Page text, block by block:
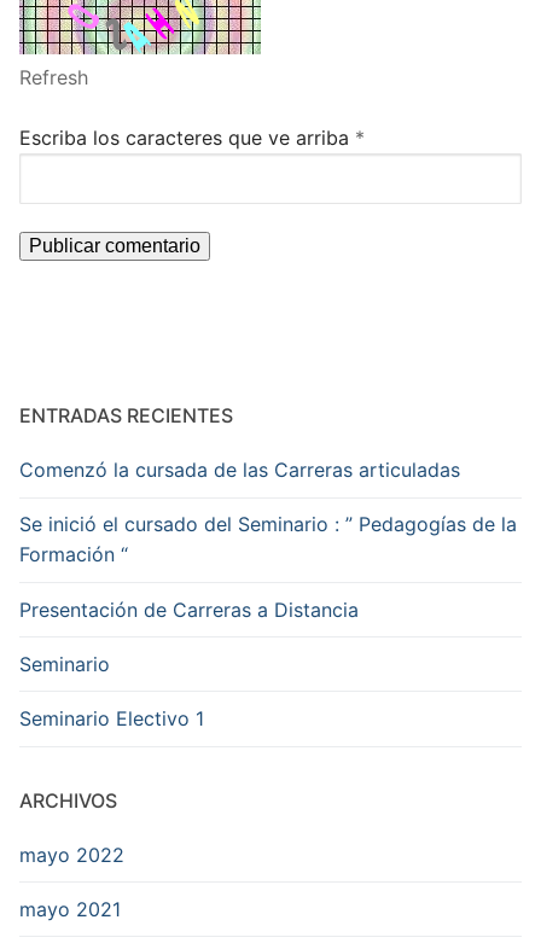
Refresh
Escriba los caracteres que ve arriba *
ENTRADAS RECIENTES
Comenzó la cursada de las Carreras articuladas
Se inició el cursado del Seminario : ” Pedagogías de la
Formación “
Presentación de Carreras a Distancia
Seminario
Seminario Electivo 1
ARCHIVOS
mayo 2022
mayo 2021